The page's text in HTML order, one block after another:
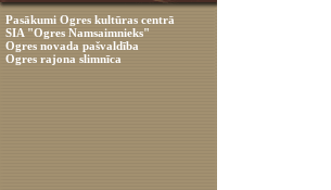
Pasākumi Ogres kultūras centrā
SIA "Ogres Namsaimnieks"
Ogres novada pašvaldība
Ogres rajona slimnīca